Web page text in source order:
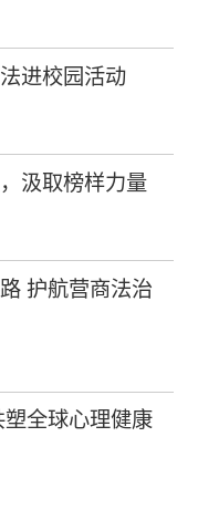
进校园活动
汲取榜样力量
护航营商法治
全球心理健康